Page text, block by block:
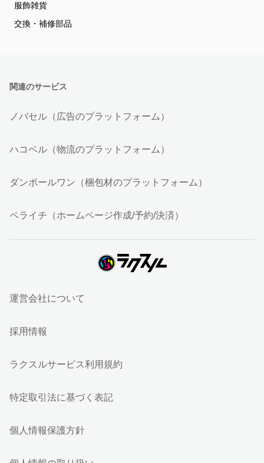
服飾雑貨
交換・補修部品
関連のサービス
ノバセル（広告のプラットフォーム）
ハコベル（物流のプラットフォーム）
ダンボールワン（梱包材のプラットフォーム）
ペライチ（ホームページ作成/予約/決済）
運営会社について
採用情報
ラクスルサービス利用規約
特定取引法に基づく表記
個人情報保護方針